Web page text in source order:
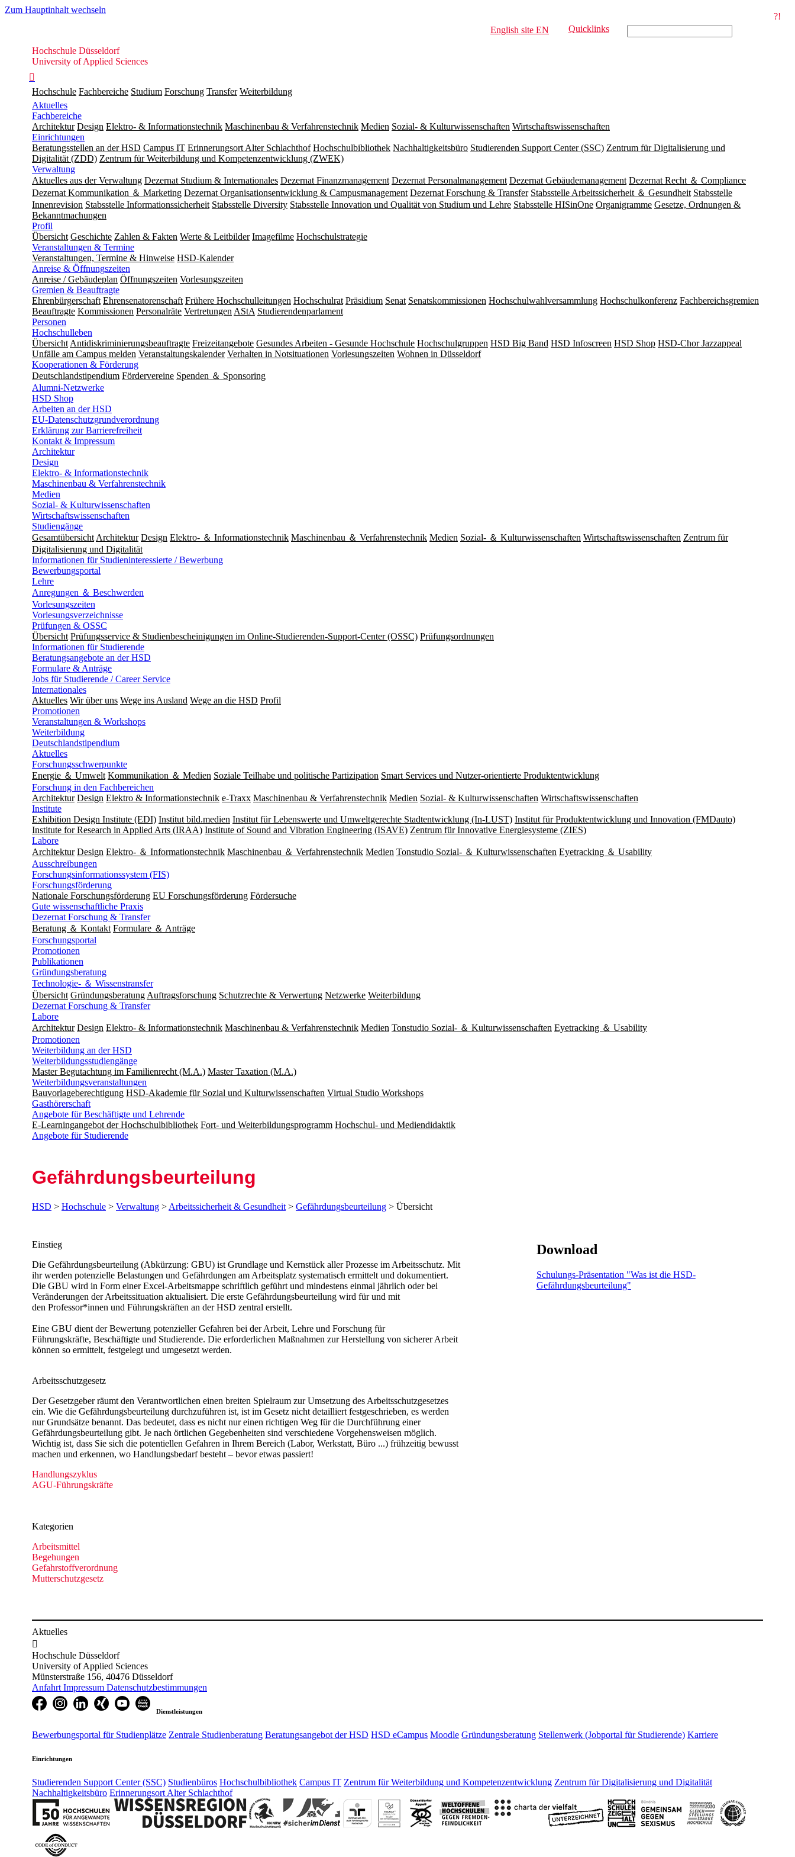
Zum Hauptinhalt wechseln
?!
Hochschule
Düsseldorf
Hochschule Düsseldorf
University of Applied Sciences

English site EN Quicklinks
Hochschule Fachbereiche Studium Forschung Transfer Weiterbildung
Aktuelles
Fachbereiche
Architektur Design Elektro- & Informationstechnik Maschinenbau & Verfahrenstechnik Medien Sozial- & Kulturwissenschaften Wirtschaftswissenschaften
Einrichtungen
Beratungsstellen an der HSD Campus IT Erinnerungsort Alter Schlachthof Hochschulbibliothek Nachhaltigkeitsbüro Studierenden Support Center (SSC) Zentrum für Digitalisierung und
Digitalität (ZDD) Zentrum für Weiterbildung und Kompetenzentwicklung (ZWEK)
Verwaltung
Aktuelles aus der Verwaltung Dezernat Studium & Internationales Dezernat Finanzmanagement Dezernat Personalmanagement Dezernat Gebäudemanagement Dezernat Recht ＆ Compliance
Dezernat Kommunikation ＆ Marketing Dezernat Organisationsentwicklung & Campusmanagement Dezernat Forschung & Transfer Stabsstelle Arbeitssicherheit ＆ Gesundheit Stabsstelle
Innenrevision Stabsstelle In­for­ma­ti­ons­sicher­heit Stabsstelle Diversity Stabsstelle Innovation und Qualität von Studium und Lehre Stabsstelle HISinOne Organigramme Gesetze, Ordnungen &
Bekanntmachungen
Profil
Übersicht Geschichte Zahlen & Fakten Werte & Leitbilder Imagefilme Hochschulstrategie
Veranstaltungen & Termine
Veranstaltungen, Termine & Hinweise HSD-Kalender
Anreise & Öffnungszeiten
Anreise / Gebäudeplan Öffnungszeiten Vorlesungszeiten
Gremien & Beauftragte
Ehrenbürgerschaft Ehrensenatorenschaft Frühere Hochschulleitungen Hochschulrat Präsidium Senat Senatskommissionen Hochschulwahlversammlung Hochschulkonferenz Fachbereichsgremien
Beauftragte Kommissionen Personalräte Vertretungen AStA Studierendenparlament
Personen
Hochschulleben
Übersicht Antidiskriminierungsbeauftragte Freizeitangebote Gesundes Arbeiten - Gesunde Hochschule Hochschulgruppen HSD Big Band HSD Infoscreen HSD Shop HSD-Chor Jazzappeal
Unfälle am Campus melden Veranstaltungskalender Verhalten in Notsituationen Vorlesungszeiten Wohnen in Düsseldorf
Kooperationen & Förderung
Deutschlandstipendium Fördervereine Spenden ＆ Sponsoring
Alumni-Netzwerke
HSD Shop
Arbeiten an der HSD
EU-Datenschutzgrundverordnung
Erklärung zur Barrierefreiheit
Kontakt & Impressum
Architektur
Design
Elektro- & Informationstechnik
Maschinenbau & Verfahrenstechnik
Medien
Sozial- & Kulturwissenschaften
Wirtschaftswissenschaften
Studiengänge
Gesamtübersicht Architektur Design Elektro- ＆ Informationstechnik Maschinenbau ＆ Verfahrenstechnik Medien Sozial- ＆ Kulturwissenschaften Wirtschaftswissenschaften Zentrum für
Digitalisierung und Digitalität
Informationen für Studieninteressierte / Bewerbung
Bewerbungsportal
Lehre
Anregungen ＆ Beschwerden
Vorlesungszeiten
Vorlesungsverzeichnisse
Prüfungen & OSSC
Übersicht Prüfungsservice & Studienbescheinigungen im Online-Studierenden-Support-Center (OSSC) Prüfungsordnungen
Informationen für Studierende
Beratungsangebote an der HSD
Formulare & Anträge
Jobs für Studierende / Career Service
Internationales
Aktuelles Wir über uns Wege ins Ausland Wege an die HSD Profil
Promotionen
Veranstaltungen & Workshops
Weiterbildung
Deutschlandstipendium
Aktuelles
Forschungsschwerpunkte
Energie ＆ Umwelt Kommunikation ＆ Medien Soziale Teilhabe und politische Partizipation Smart Services und Nutzer-orientierte Produktentwicklung
Forschung in den Fachbereichen
Architektur Design Elektro & Informationstechnik e-Traxx Maschinenbau & Verfahrenstechnik Medien Sozial- & Kulturwissenschaften Wirtschaftswissenschaften
Institute
Exhibition Design Institute (EDI) Institut bild.medien Institut für Lebenswerte und Umweltgerechte Stadtentwicklung (In-LUST) Institut für Produktentwicklung und Innovation (FMDauto)
Institute for Research in Applied Arts (IRAA) Institute of Sound and Vibration Engineering (ISAVE) Zentrum für Innovative Energiesysteme (ZIES)
Labore
Architektur Design Elektro- ＆ Informationstechnik Maschinenbau ＆ Verfahrenstechnik Medien Tonstudio Sozial- ＆ Kulturwissenschaften Eyetracking ＆ Usability
Ausschreibungen
Forschungsinformationssystem (FIS)
Forschungsförderung
Nationale Forschungsförderung EU Forschungsförderung Fördersuche
Gute wissenschaftliche Praxis
Dezernat Forschung & Transfer
Beratung ＆ Kontakt Formulare ＆ Anträge
Forschungsportal
Promotionen
Publikationen
Gründungsberatung
Technologie- ＆ Wissenstransfer
Übersicht Gründungsberatung Auftragsforschung Schutzrechte & Verwertung Netzwerke Weiterbildung
Dezernat Forschung & Transfer
Labore
Architektur Design Elektro- & Informationstechnik Maschinenbau & Verfahrenstechnik Medien Tonstudio Sozial- ＆ Kulturwissenschaften Eyetracking ＆ Usability
Promotionen
Weiterbildung an der HSD
Weiterbildungsstudiengänge
Master Begutachtung im Familienrecht (M.A.) Master Taxation (M.A.)
Weiterbildungsveranstaltungen
Bauvorlageberechtigung HSD-Akademie für Sozial und Kulturwissenschaften Virtual Studio Workshops
Gasthörerschaft
Angebote für Beschäftigte und Lehrende
E-Learningangebot der Hochschulbibliothek Fort- und Weiterbildungsprogramm Hochschul- und Mediendidaktik
Angebote für Studierende
Ge­fährdungs­be­ur­teilung
HSD > Hochschule > Verwaltung > Arbeitssicherheit & Gesundheit > Gefährdungsbeurteilung > Übersicht
​​​​​​​​Einstieg​
​​​​Die Gefährdungsbeurteilung (Abkürzung: GBU) ist Grundlage und Kernstück aller Prozesse im Arbeitsschutz. Mit
ihr werden potenzielle Belastungen und Gefährdungen am Arbeitsplatz systematisch ermittelt und dokumentiert.
Die GBU wird in Form einer Excel-Arbeitsmappe schriftlich geführt und mindestens einmal jährlich oder bei
Veränderungen der Arbeitssituation aktualisiert. Die erste Gefährdungsbeurteilung wird für und mit
den Professor*innen und Führungskräften an der HSD zentral erstellt.
Eine GBU dient der Bewertung potenzieller Gefahren bei der Arbeit, Lehre und Forschung für
Führungskräfte, Beschäftigte und Studierende. Die erforderlichen Maßnahmen zur Herstellung von sicherer Arbeit
können so ermittelt, festgelegt und umgesetzt werden. ​​​
Arbeitsschutzgesetz
Der Gesetzgeber räumt den Verantwortlichen einen breiten Spielraum zur Umsetzung des Arbeitsschutzgesetzes
ein. Wie die Gefährdungsbeurteilung durchzuführen ist, ist im Gesetz nicht detailliert festgeschrieben, es werden
nur Grundsätze benannt. Das bedeutet, dass es nicht nur einen richtigen Weg für die Durchführung einer
Gefährdungsbeurteilung gibt. Je nach örtlichen Gegebenheiten sind verschiedene Vorgehensweisen möglich.
Wichtig ist, dass Sie sich die potentiellen Gefahren in Ihrem Bereich (Labor, Werkstatt, Büro ...) frühzeitig bewusst
machen und erkennen, wo Handlungsbedarf besteht – bevor etwas passiert!
Handlungszyklus
AGU-Führungskräfte
Kategorien
Arbeitsmittel
Begehungen​
Gefahrstoffverordnung
Mutterschutz​gesetz​
Download
Schulungs-Präsentation "Was ist die HSD-
Gefährdungsbeurteilung"
Aktuelles

Hochschule Düsseldorf
University of Applied Sciences
Münsterstraße 156, 40476 Düsseldorf
Anfahrt Impressum Datenschutzbestimmungen
Dienstleistungen
Bewerbungsportal für Studienplätze Zentrale Studienberatung Beratungsangebot der HSD HSD eCampus Moodle Gründungsberatung Stellenwerk (Jobportal für Studierende) Karriere
Einrichtungen
Studierenden Support Center (SSC) Studienbüros Hochschulbibliothek Campus IT Zentrum für Weiterbildung und Kompetenzentwicklung Zentrum für Digitalisierung und Digitalität
Nachhaltigkeitsbüro Erinnerungsort Alter Schlachthof